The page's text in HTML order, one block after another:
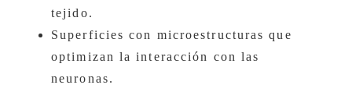
tejido.
Superficies con microestructuras que
optimizan la interacción con las
neuronas.